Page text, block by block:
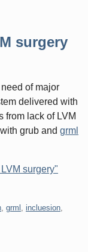
surgery
of major
delivered with
from lack of LVM
grub and grml
surgery"
grml incluesion